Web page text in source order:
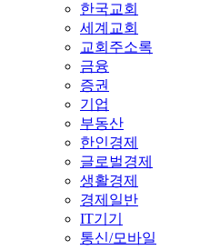
한국교회
세계교회
교회주소록
금융
증권
기업
부동산
한인경제
글로벌경제
생활경제
경제일반
IT기기
통신/모바일